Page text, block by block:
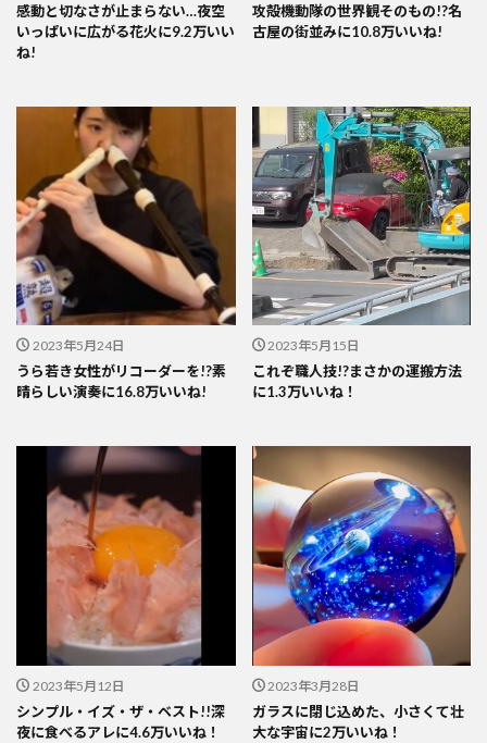
感動と切なさが止まらない…夜空
いっぱいに広がる花火に9.2万いい
ね!
攻殻機動隊の世界観そのもの!?名
古屋の街並みに10.8万いいね!
2023年5月24日
うら若き女性がリコーダーを!?素
晴らしい演奏に16.8万いいね!
2023年5月15日
これぞ職人技!?まさかの運搬方法
に1.3万いいね！
2023年5月12日
シンプル・イズ・ザ・ベスト!!深
夜に食べるアレに4.6万いいね！
2023年3月28日
ガラスに閉じ込めた、小さくて壮
大な宇宙に2万いいね！